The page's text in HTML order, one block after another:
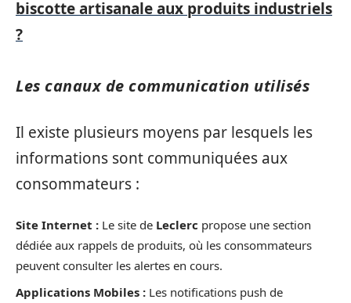
biscotte artisanale aux produits industriels
?
Les canaux de communication utilisés
Il existe plusieurs moyens par lesquels les
informations sont communiquées aux
consommateurs :
Site Internet : Le site de Leclerc propose une section
dédiée aux rappels de produits, où les consommateurs
peuvent consulter les alertes en cours.
Applications Mobiles : Les notifications push de